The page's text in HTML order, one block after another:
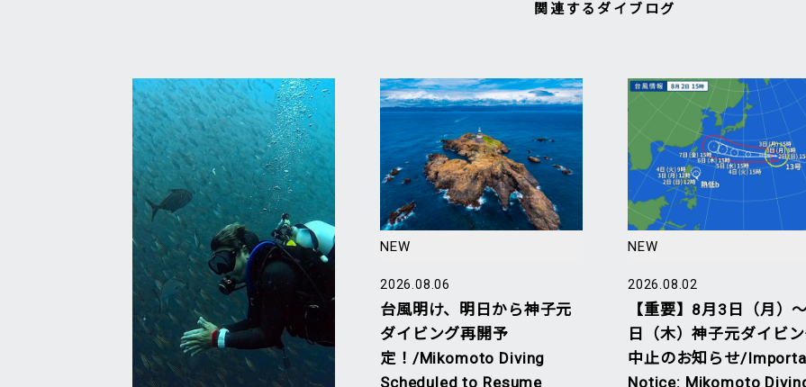
関連するダイブログ
NEW
2026.08.06
台風明け、明日から神子元
ダイビング再開予
定！/Mikomoto Diving
Scheduled to Resume
NEW
2026.08.02
【重要】8月3日（月）
日（木）神子元ダイビ
中止のお知らせ/
Notice: Mikomoto